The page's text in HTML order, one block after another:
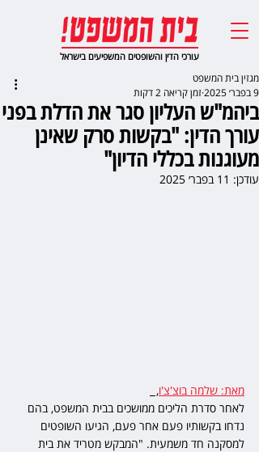
עורכי הדין והשופטים המשפיעים בישראל
ביהמ"ש העליון סגר את הדלת בפני
עורך הדין: "בקשות סרק שאינן
מעוגנות בכללי הדיון"
מגזין בית המשפט
9 בפבר׳ 2025
זמן קריאה 2 דקות
עודכן: 11 בפבר׳ 2025
מאת: שלמה בוצ'צ'ו,
לאחר סדרת הליכים ממושכים בבית המשפט, בהם
נדחו בקשותיו פעם אחר פעם, הגיעו השופטים
למסקנה חד משמעית. "המבקש מטריד את בית